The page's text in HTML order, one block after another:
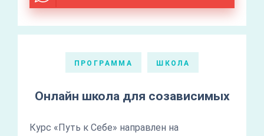
ПРОГРАММА ШКОЛА
Онлайн школа для созависимых
Курс «Путь к Себе» направлен на